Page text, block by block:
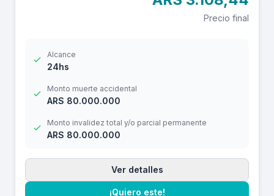
médicos con una franquicia de $3.000.-
Precio final
Alcance
24hs
Monto muerte accidental
ARS 80.000.000
Monto invalidez total y/o parcial permanente
ARS 80.000.000
Ver detalles
¡Quiero este!